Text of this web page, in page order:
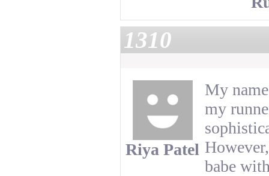
1310
Riya Patel
My
my
babe